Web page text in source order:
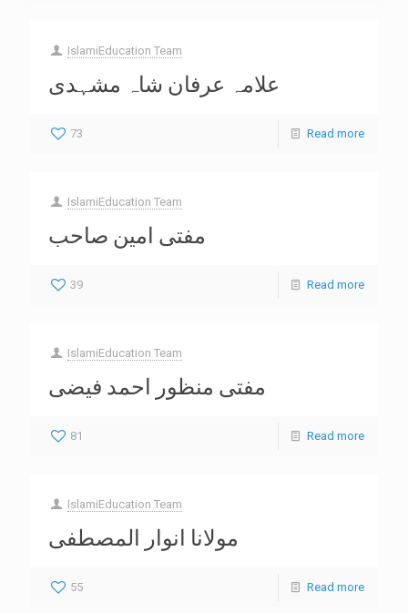
IslamiEducation Team
علامہ عرفان شاہ مشہدی
73 Read more
IslamiEducation Team
مفتی امین صاحب
39 Read more
IslamiEducation Team
مفتی منظور احمد فیضی
81 Read more
IslamiEducation Team
مولانا انوار المصطفی
55 Read more